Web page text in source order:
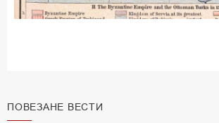
ПОВЕЗАНЕ ВЕСТИ